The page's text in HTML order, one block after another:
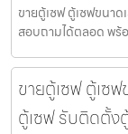
ขายตู้เซฟ ตู้เซฟขนา
สอบถามได้ตลอด พร้
ขายตู้เซฟ ตู้เซ
ตู้เซฟ รับติดตั้ง